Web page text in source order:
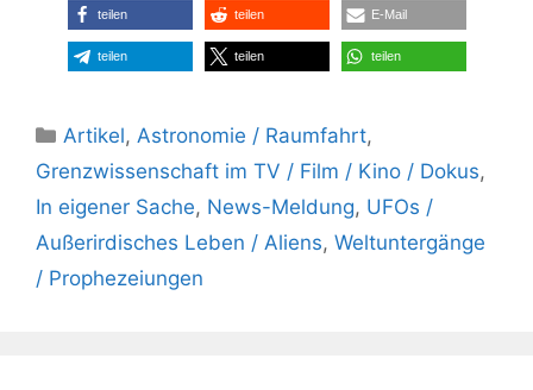
teilen teilen E-Mail
teilen teilen teilen
Kategorien
Artikel,Astronomie / Raumfahrt,
Grenzwissenschaft im TV / Film / Kino / Dokus,
In eigener Sache, News-Meldung, UFOs /
Außerirdisches Leben / Aliens, Weltuntergänge
/ Prophezeiungen